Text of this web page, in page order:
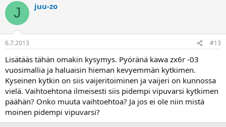
J juu-zo
6.7.2013 #13
Lisätääs tähän omakin kysymys. Pyöränä kawa zx6r -03
vuosimallia ja haluaisin hieman kevyemmän kytkimen.
Kyseinen kytkin on siis vaijeritoiminen ja vaijeri on kunnossa
vielä. Vaihtoehtona ilmeisesti siis pidempi vipuvarsi kytkimen
päähän? Onko muuta vaihtoehtoa? Ja jos ei ole niin mistä
moinen pidempi vipuvarsi?